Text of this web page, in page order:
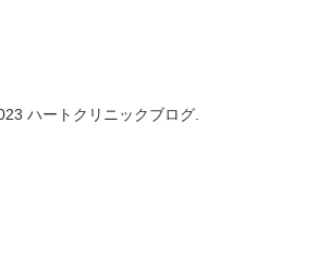
ハートクリニックブログ.